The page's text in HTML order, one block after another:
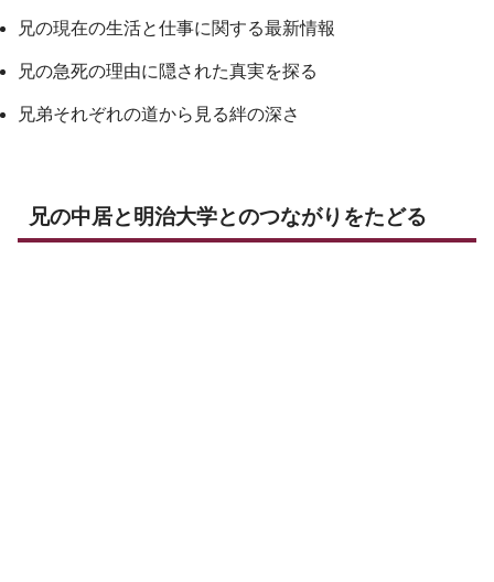
兄の現在の生活と仕事に関する最新情報
兄の急死の理由に隠された真実を探る
兄弟それぞれの道から見る絆の深さ
兄の中居と明治大学とのつながりをたどる